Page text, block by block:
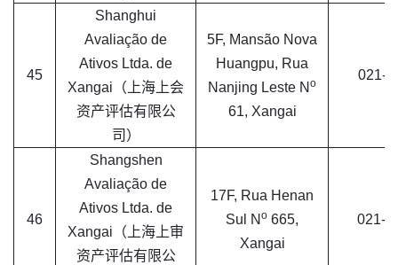
45
Shanghui
Avaliação de
Ativos Ltda. de
Xangai（上海上会
资产评估有限公
司）
5F, Mansão Nova
Huangpu, Rua
Nanjing Leste N o
61, Xangai
021-
46
Shangshen
Avaliação de
Ativos Ltda. de
Xangai（上海上审
资产评估有限公
17F, Rua Henan
Sul N o 665,
Xangai
021-